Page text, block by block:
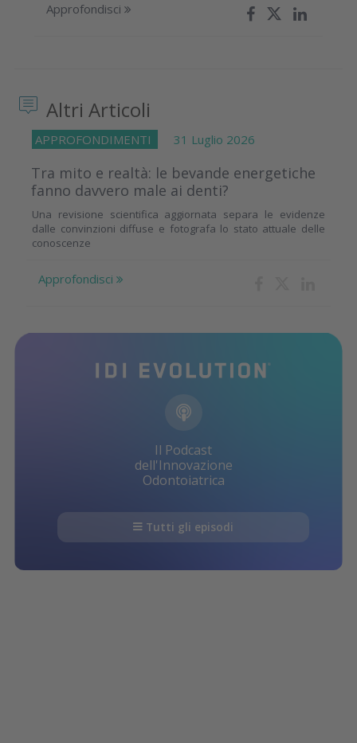
Approfondisci
Altri Articoli
APPROFONDIMENTI 31 Luglio 2026
Tra mito e realtà: le bevande energetiche
fanno davvero male ai denti?
Una revisione scientifica aggiornata separa le evidenze
dalle convinzioni diffuse e fotografa lo stato attuale delle
conoscenze
Approfondisci
Il Podcast
dell'Innovazione
Odontoiatrica
Tutti gli episodi